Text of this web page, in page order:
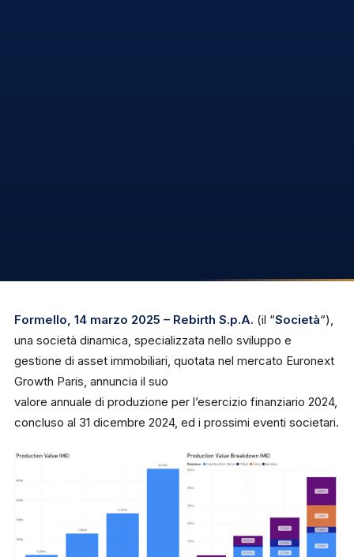
Formello, 14 marzo 2025 – Rebirth S.p.A. (il “Società“),
una società dinamica, specializzata nello sviluppo e
gestione di asset immobiliari, quotata nel mercato Euronext
Growth Paris, annuncia il suo
valore annuale di produzione per l’esercizio finanziario 2024,
concluso al 31 dicembre 2024, ed i prossimi eventi societari.